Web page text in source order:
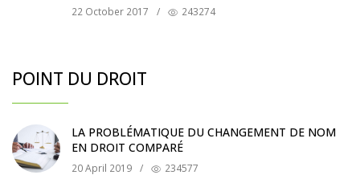
22 October 2017 / 243274
POINT DU DROIT
LA PROBLÉMATIQUE DU CHANGEMENT DE NOM
EN DROIT COMPARÉ
20 April 2019 / 234577